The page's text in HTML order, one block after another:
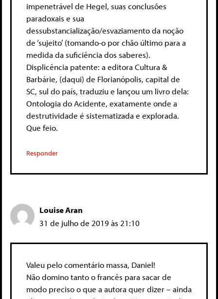
impenetrável de Hegel, suas conclusões
paradoxais e sua
dessubstancialização/esvaziamento da noção
de ‘sujeito’ (tomando-o por chão último para a
medida da suficiência dos saberes).
Displicência patente: a editora Cultura &
Barbárie, (daqui) de Florianópolis, capital de
SC, sul do país, traduziu e lançou um livro dela:
Ontologia do Acidente, exatamente onde a
destrutividade é sistematizada e explorada.
Que feio.
Responder
Louise Aran
31 de julho de 2019 às 21:10
Valeu pelo comentário massa, Daniel!
Não domino tanto o francês para sacar de
modo preciso o que a autora quer dizer – ainda